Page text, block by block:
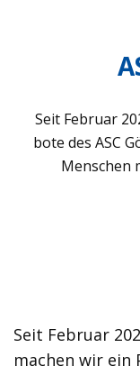
Seit Februar
bote des ASC
Men­schen
Seit Februar
machen wir ein